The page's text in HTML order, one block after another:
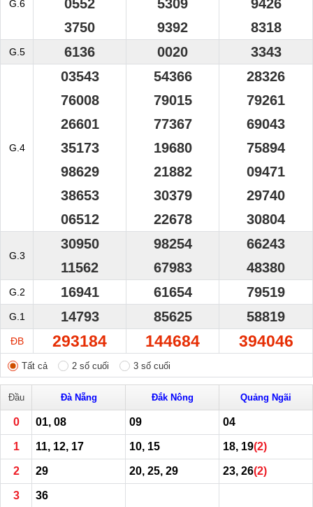
G.6
0552
3750
5309
9392
9426
8318
G.5 6136 0020 3343
G.4
03543
76008
26601
35173
98629
38653
06512
54366
79015
77367
19680
21882
30379
22678
28326
79261
69043
75894
09471
29740
30804
G.3
30950
11562
98254
67983
66243
48380
G.2 16941 61654 79519
G.1 14793 85625 58819
ĐB 293184 144684 394046
Tất cả 2 số cuối 3 số cuối
Đầu Đà Nẵng Đắk Nông Quảng Ngãi
0 01, 08 09 04
1 11, 12, 17 10, 15 18, 19(2)
2 29 20, 25, 29 23, 26(2)
3 36